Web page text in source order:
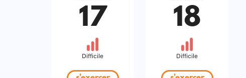
17
Difficile
18
Difficile